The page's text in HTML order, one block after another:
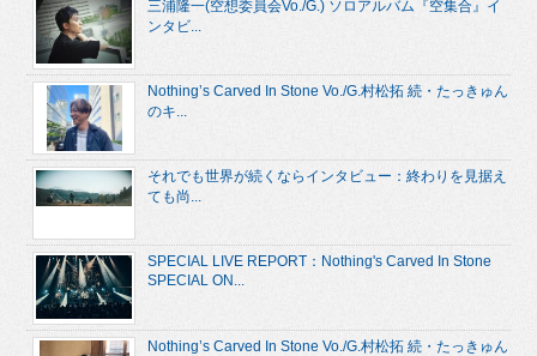
三浦隆一(空想委員会Vo./G.) ソロアルバム『空集合』イ
ンタビ...
Nothing’s Carved In Stone Vo./G.村松拓 続・たっきゅん
のキ...
それでも世界が続くならインタビュー：終わりを見据え
ても尚...
SPECIAL LIVE REPORT：Nothing's Carved In Stone
SPECIAL ON...
Nothing’s Carved In Stone Vo./G.村松拓 続・たっきゅん